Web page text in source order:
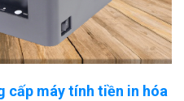
cấp máy tính tiền in hóa